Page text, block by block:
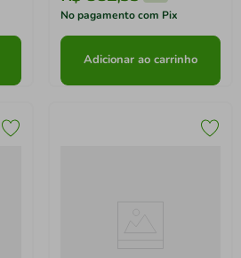
No pagamento com Pix
Adicionar ao carrinho